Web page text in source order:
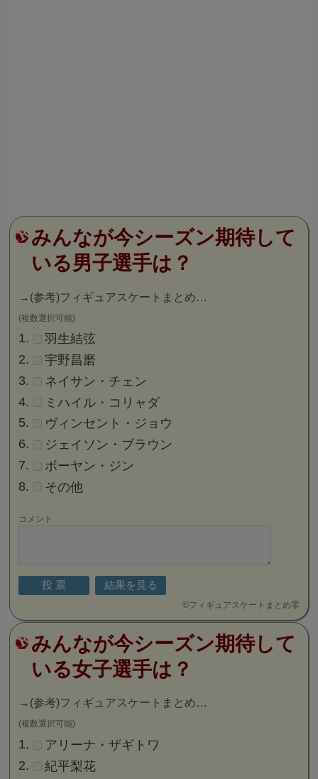
みんなが今シーズン期待して
いる男子選手は？
→ (参考)フィギュアスケートまとめ…
(複数選択可能)
羽生結弦
宇野昌磨
ネイサン・チェン
ミハイル・コリャダ
ヴィンセント・ジョウ
ジェイソン・ブラウン
ボーヤン・ジン
その他
コメント
©フィギュアスケートまとめ零
みんなが今シーズン期待して
いる女子選手は？
→ (参考)フィギュアスケートまとめ…
(複数選択可能)
アリーナ・ザギトワ
紀平梨花